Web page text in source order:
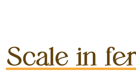
Scale in